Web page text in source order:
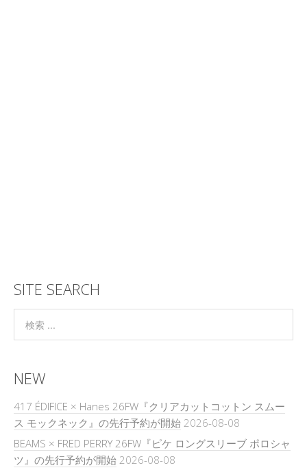
SITE SEARCH
NEW
417 ÉDIFICE × Hanes 26FW『クリアカットコットン スムー
ス モックネック』の先行予約が開始 2026-08-08
BEAMS × FRED PERRY 26FW『ピケ ロングスリーブ ポロシャ
ツ』の先行予約が開始 2026-08-08